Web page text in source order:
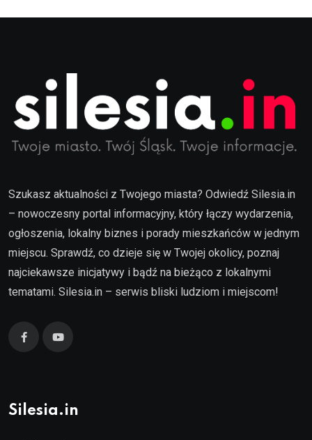
Szukasz aktualności z Twojego miasta? Odwiedź Silesia.in
– nowoczesny portal informacyjny, który łączy wydarzenia,
ogłoszenia, lokalny biznes i porady mieszkańców w jednym
miejscu. Sprawdź, co dzieje się w Twojej okolicy, poznaj
najciekawsze inicjatywy i bądź na bieżąco z lokalnymi
tematami. Silesia.in – serwis bliski ludziom i miejscom!
Silesia.in